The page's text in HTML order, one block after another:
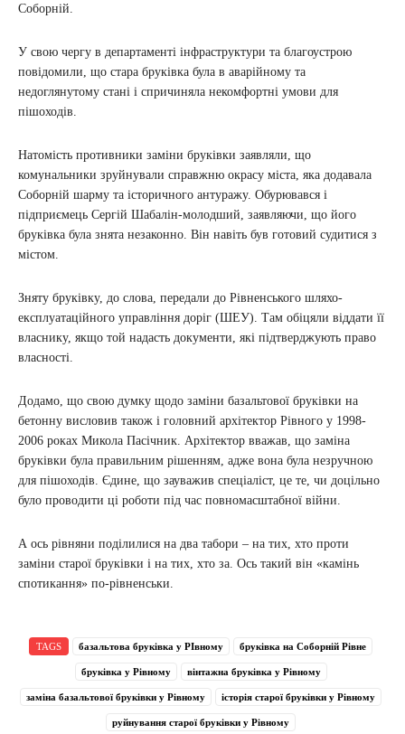
Соборній.
У свою чергу в департаменті інфраструктури та благоустрою
повідомили, що стара бруківка була в аварійному та
недоглянутому стані і спричиняла некомфортні умови для
пішоходів.
Натомість противники заміни бруківки заявляли, що
комунальники зруйнували справжню окрасу міста, яка додавала
Соборній шарму та історичного антуражу. Обурювався і
підприємець Сергій Шабалін-молодший, заявляючи, що його
бруківка була знята незаконно. Він навіть був готовий судитися з
містом.
Зняту бруківку, до слова, передали до Рівненського шляхо-
експлуатаційного управління доріг (ШЕУ). Там обіцяли віддати її
власнику, якщо той надасть документи, які підтверджують право
власності.
Додамо, що свою думку щодо заміни базальтової бруківки на
бетонну висловив також і головний архітектор Рівного у 1998-
2006 роках Микола Пасічник. Архітектор вважав, що заміна
бруківки була правильним рішенням, адже вона була незручною
для пішоходів. Єдине, що зауважив спеціаліст, це те, чи доцільно
було проводити ці роботи під час повномасштабної війни.
А ось рівняни поділилися на два табори – на тих, хто проти
заміни старої бруківки і на тих, хто за. Ось такий він «камінь
спотикання» по-рівненськи.
TAGS базальтова бруківка у РІвному бруківка на Соборній Рівне
бруківка у Рівному вінтажна бруківка у Рівному
заміна базальтової бруківки у Рівному історія старої бруківки у Рівному
руйнування старої бруківки у Рівному